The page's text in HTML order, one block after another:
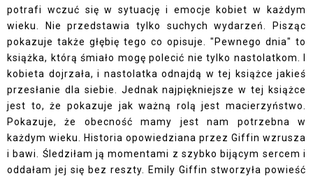
potrafi wczuć się w sytuację i emocje kobiet w każdym
wieku. Nie przedstawia tylko suchych wydarzeń. Pisząc
pokazuje także głębię tego co opisuje. "Pewnego dnia" to
książka, którą śmiało mogę polecić nie tylko nastolatkom. I
kobieta dojrzała, i nastolatka odnajdą w tej książce jakieś
przesłanie dla siebie. Jednak najpiękniejsze w tej książce
jest to, że pokazuje jak ważną rolą jest macierzyństwo.
Pokazuje, że obecność mamy jest nam potrzebna w
każdym wieku. Historia opowiedziana przez Giffin wzrusza
i bawi. Śledziłam ją momentami z szybko bijącym sercem i
oddałam jej się bez reszty. Emily Giffin stworzyła powieść